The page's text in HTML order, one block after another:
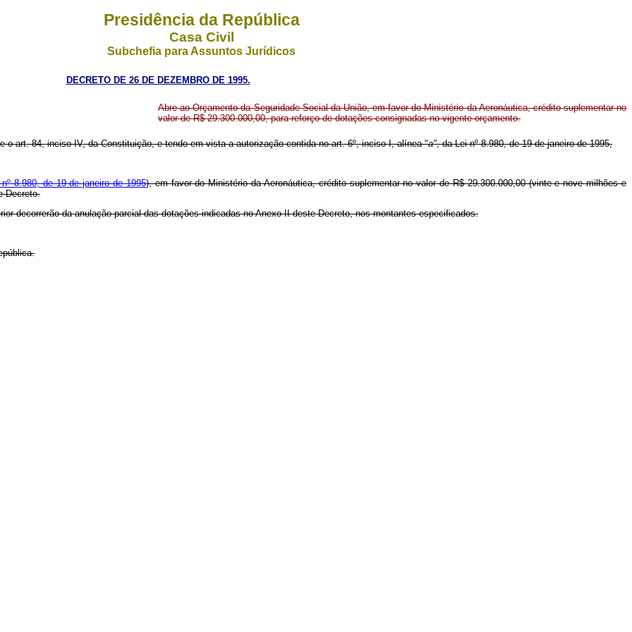
Presidência da República
Casa Civil
Subchefia para Assuntos Jurídicos
DECRETO DE 26 DE DEZEMBRO DE 1995.
Abre ao Orçamento da Seguridade Social da União, em favor do Ministério da Aeronáutica, crédito suplementar no
valor de R$ 29.300.000,00, para reforço de dotações consignadas no vigente orçamento.
o art. 84, inciso IV, da Constituição, e tendo em vista a autorização contida no art. 6º, inciso I, alínea "a", da Lei nº 8.980, de 19 de janeiro de 1995,
8.980, de 19 de janeiro de 1995), em favor do Ministério da Aeronáutica, crédito suplementar no valor de R$ 29.300.000,00 (vinte e nove milhões e
Decreto.
decorrerão da anulação parcial das dotações indicadas no Anexo II deste Decreto, nos montantes especificados.